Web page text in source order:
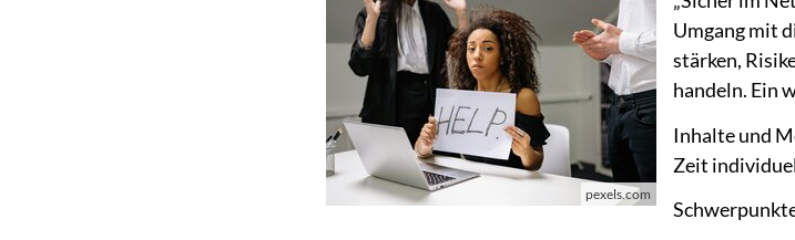
pexels.com
Umgang mit
stärken,
handeln. Ein
Inhalte und
Zeit